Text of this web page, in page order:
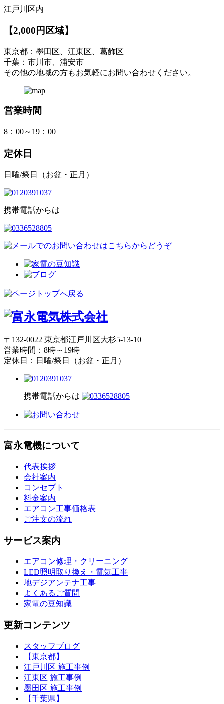
江戸川区内
【2,000円区域】
東京都：墨田区、江東区、葛飾区
千葉：市川市、浦安市
その他の地域の方もお気軽にお問い合わせください。
営業時間
8：00～19：00
定休日
日曜/祭日（お盆・正月）
携帯電話からは
〒132-0022 東京都江戸川区大杉5-13-10
営業時間：8時～19時
定休日：日曜/祭日（お盆・正月）
携帯電話からは
富永電機について
代表挨拶
会社案内
コンセプト
料金案内
エアコン工事価格表
ご注文の流れ
サービス案内
エアコン修理・クリーニング
LED照明取り換え・電気工事
地デジアンテナ工事
よくあるご質問
家電の豆知識
更新コンテンツ
スタッフブログ
【東京都】
江戸川区 施工事例
江東区 施工事例
墨田区 施工事例
【千葉県】